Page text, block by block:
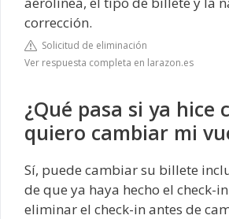
corrección.
Solicitud de eliminación
Ver respuesta completa en larazon.es
¿Qué pasa si ya hice
quiero cambiar mi
Sí, puede cambiar su billete
de que ya haya hecho el check-
eliminar el check-in antes de